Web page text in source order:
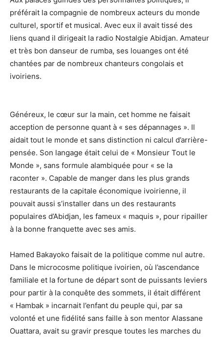
préférait la compagnie de nombreux acteurs du monde
culturel, sportif et musical. Avec eux il avait tissé des
liens quand il dirigeait la radio Nostalgie Abidjan. Amateur
et très bon danseur de rumba, ses louanges ont été
chantées par de nombreux chanteurs congolais et
ivoiriens.
Généreux, le cœur sur la main, cet homme ne faisait
acception de personne quant à « ses dépannages ». Il
aidait tout le monde et sans distinction ni calcul d’arrière-
pensée. Son langage était celui de « Monsieur Tout le
Monde », sans formule alambiquée pour « se la
raconter ». Capable de manger dans les plus grands
restaurants de la capitale économique ivoirienne, il
pouvait aussi s’installer dans un des restaurants
populaires d’Abidjan, les fameux « maquis », pour ripailler
à la bonne franquette avec ses amis.
Hamed Bakayoko faisait de la politique comme nul autre.
Dans le microcosme politique ivoirien, où l’ascendance
familiale et la fortune de départ sont de puissants leviers
pour partir à la conquête des sommets, il était différent
« Hambak » incarnait l’enfant du peuple qui, par sa
volonté et une fidélité sans faille à son mentor Alassane
Ouattara, avait su gravir presque toutes les marches du